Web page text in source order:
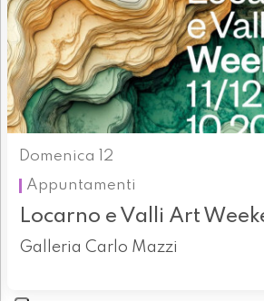
Domenica 12
Appuntamenti
Locarno e Valli Art
Galleria Carlo Mazzi